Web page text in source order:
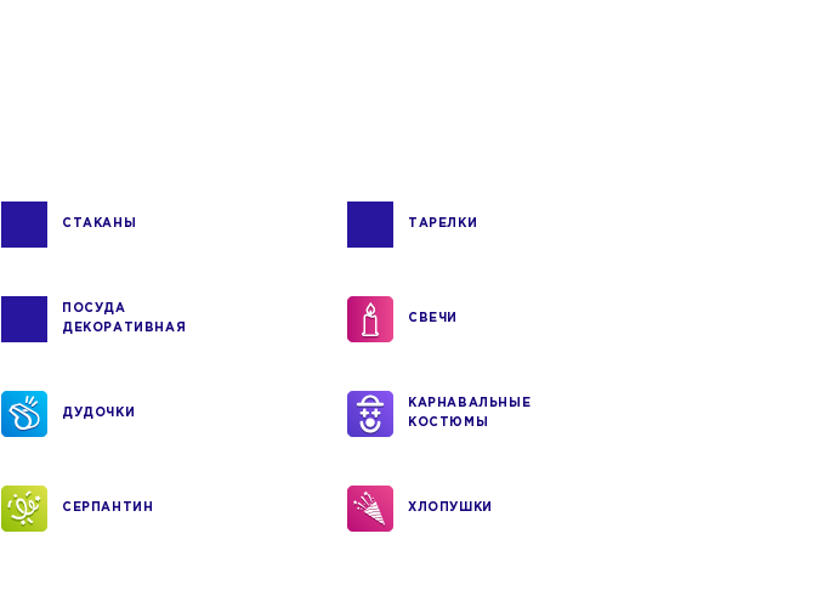
СТАКАНЫ ТАРЕЛКИ
ПОСУДА
ДЕКОРАТИВНАЯ
СВЕЧИ
ДУДОЧКИ
КАРНАВАЛЬНЫЕ
КОСТЮМЫ
СЕРПАНТИН ХЛОПУШКИ